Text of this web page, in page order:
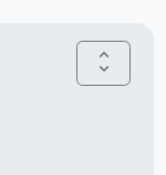
unfold_more